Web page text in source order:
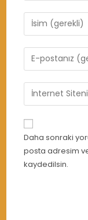
Enter
your
name
or
to
comment
Enter
your
email
address
comment
Enter
your
website
URL
(optional)
Daha sonraki
posta adresim
kaydedilsin.